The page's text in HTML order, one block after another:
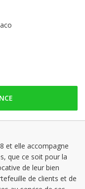
et elle accompagne
que ce soit pour la
de leur bien
de clients et de